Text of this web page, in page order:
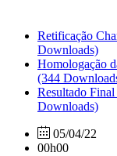
Retificação
Downloads)
Homologação
(344
Resultado
Downloads)
05/04/22
00h00